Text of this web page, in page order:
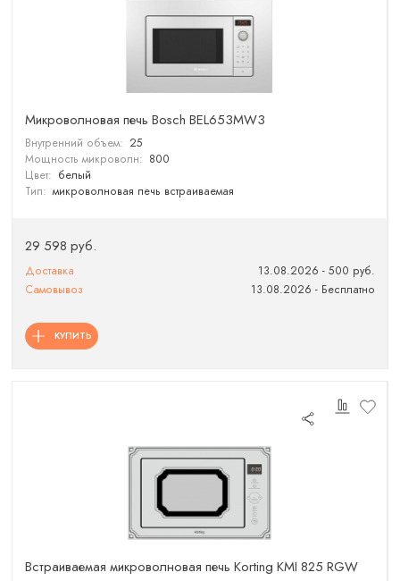
Микроволновая печь Bosch BEL653MW3
Внутренний объем: 25
Мощность микроволн: 800
Цвет: белый
Тип: микроволновая печь встраиваемая
29 598 руб.
Доставка
13.08.2026 - 500 руб.
Самовывоз
13.08.2026 - Бесплатно
КУПИТЬ
Встраиваемая микроволновая печь Korting KMI 825 RGW